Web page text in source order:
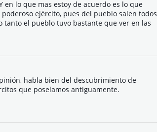
en lo que mas estoy de acuerdo es lo que
ejército, pues del pueblo salen todos
tanto el pueblo tuvo bastante que ver en las
habla bien del descubrimiento de
que poseíamos antiguamente.